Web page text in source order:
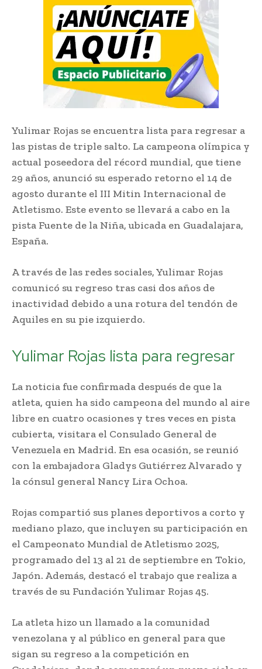
Yulimar Rojas se encuentra lista para regresar a
las pistas de triple salto. La campeona olímpica y
actual poseedora del récord mundial, que tiene
29 años, anunció su esperado retorno el 14 de
agosto durante el III Mitin Internacional de
Atletismo. Este evento se llevará a cabo en la
pista Fuente de la Niña, ubicada en Guadalajara,
España.
A través de las redes sociales, Yulimar Rojas
comunicó su regreso tras casi dos años de
inactividad debido a una rotura del tendón de
Aquiles en su pie izquierdo.
Yulimar Rojas lista para regresar
La noticia fue confirmada después de que la
atleta, quien ha sido campeona del mundo al aire
libre en cuatro ocasiones y tres veces en pista
cubierta, visitara el Consulado General de
Venezuela en Madrid. En esa ocasión, se reunió
con la embajadora Gladys Gutiérrez Alvarado y
la cónsul general Nancy Lira Ochoa.
Rojas compartió sus planes deportivos a corto y
mediano plazo, que incluyen su participación en
el Campeonato Mundial de Atletismo 2025,
programado del 13 al 21 de septiembre en Tokio,
Japón. Además, destacó el trabajo que realiza a
través de su Fundación Yulimar Rojas 45.
La atleta hizo un llamado a la comunidad
venezolana y al público en general para que
sigan su regreso a la competición en